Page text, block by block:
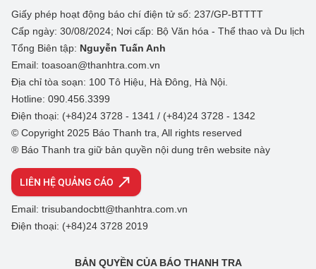
Giấy phép hoạt động báo chí điện tử số: 237/GP-BTTTT
Cấp ngày: 30/08/2024; Nơi cấp: Bộ Văn hóa - Thể thao và Du lịch
Tổng Biên tập: Nguyễn Tuấn Anh
Email: toasoan@thanhtra.com.vn
Địa chỉ tòa soạn: 100 Tô Hiệu, Hà Đông, Hà Nội.
Hotline: 090.456.3399
Điện thoại: (+84)24 3728 - 1341 / (+84)24 3728 - 1342
© Copyright 2025 Báo Thanh tra, All rights reserved
® Báo Thanh tra giữ bản quyền nội dung trên website này
LIÊN HỆ QUẢNG CÁO
Email: trisubandocbtt@thanhtra.com.vn
Điện thoại: (+84)24 3728 2019
BẢN QUYỀN CỦA BÁO THANH TRA